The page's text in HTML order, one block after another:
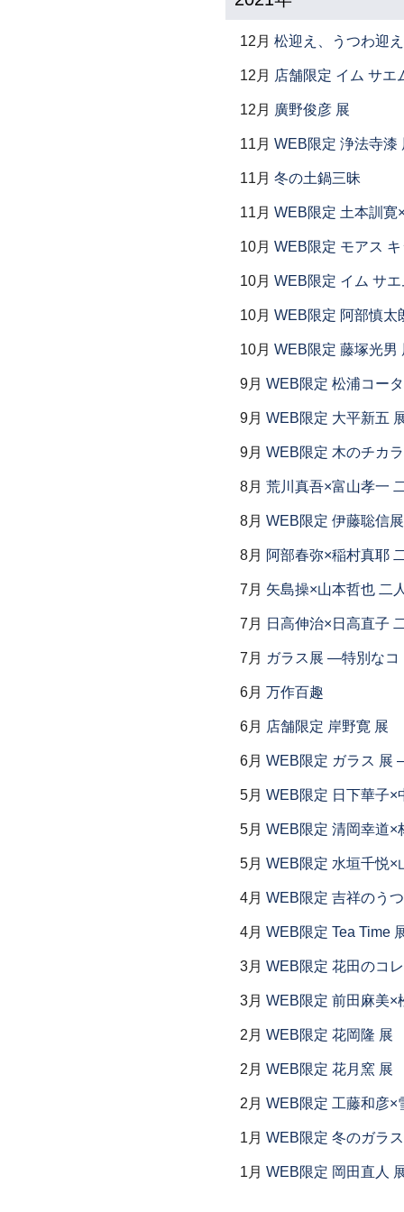
12月 松迎え、うつわ迎
12月 店舗限定 イム サ
12月 廣野俊彦 展
11月 WEB限定 浄法寺漆
11月 冬の土鍋三昧
11月 WEB限定 土本訓寛
10月 WEB限定 モアス
10月 WEB限定 イム サ
10月 WEB限定 阿部慎太
10月 WEB限定 藤塚光男
9月 WEB限定 松浦コー
9月 WEB限定 大平新五
9月 WEB限定 木のチカ
8月 荒川真吾×富山孝一
8月 WEB限定 伊藤聡信展
8月 阿部春弥×稲村真耶
7月 矢島操×山本哲也 二
7月 日高伸治×日高直子
7月 ガラス展 ―特別な
6月 万作百趣
6月 店舗限定 岸野寛 展
6月 WEB限定 ガラス
5月 WEB限定 日下華子×
5月 WEB限定 清岡幸道×
5月 WEB限定 水垣千悦×
4月 WEB限定 吉祥のう
4月 WEB限定 Tea Time
3月 WEB限定 花田のコ
3月 WEB限定 前田麻美×
2月 WEB限定 花岡隆 展
2月 WEB限定 花月窯 展
2月 WEB限定 工藤和彦×
1月 WEB限定 冬のガラ
1月 WEB限定 岡田直人